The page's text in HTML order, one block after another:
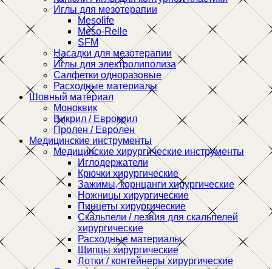
Иглы для мезотерапии
Mesolife
Meso-Relle
SFM
Насадки для мезотерапии
Иглы для электролиполиза
Салфетки одноразовые
Расходные материалы
Шовный материал
Моноквик
Викрил / Еврокрил
Пролен / Евролен
Медицинские инструменты
Медицинские хирургические инструменты
Иглодержатели
Крючки хирургические
Зажимы, корнцанги хирургические
Ножницы хирургические
Пинцеты хирургические
Скальпели / лезвия для скальпелей
хирургические
Расходные материалы
Щипцы хирургические
Лотки / контейнеры хирургические